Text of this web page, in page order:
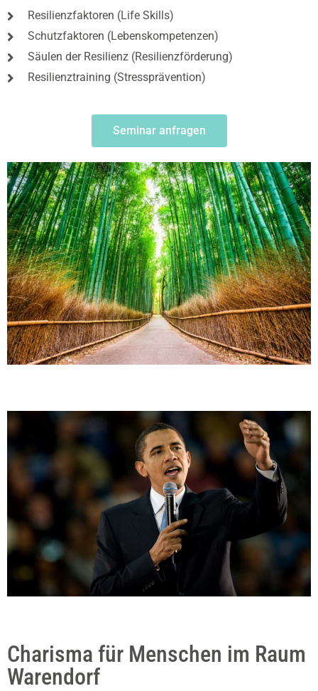
Resilienzfaktoren (Life Skills)
Schutzfaktoren (Lebenskompetenzen)
Säulen der Resilienz (Resilienzförderung)
Resilienztraining (Stressprävention)
Seminar anfragen
Charisma für Menschen im Raum
Warendorf